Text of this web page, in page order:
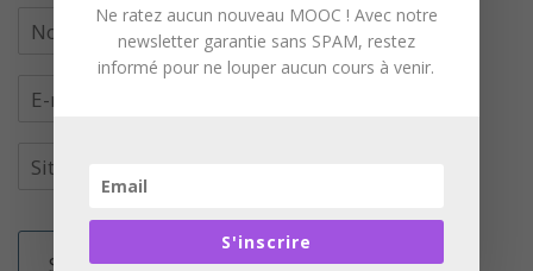
Ne ratez aucun nouveau MOOC ! Avec notre
newsletter garantie sans SPAM, restez
informé pour ne louper aucun cours à venir.
S'inscrire